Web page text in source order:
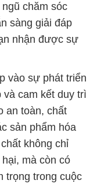
chăm sóc
sàng giải đáp
nhận được sự
vào sự phát triển
và cam kết duy trì
an toàn, chất
sản phẩm hóa
không chỉ
mà còn có
trọng trong cuộc